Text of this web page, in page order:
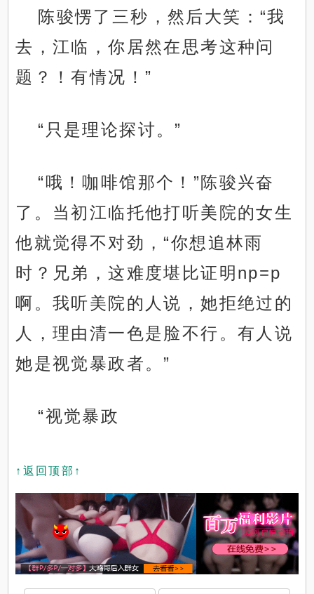
陈骏愣了三秒，然后大笑：“我
去，江临，你居然在思考这种问
题？！有情况！”
“只是理论探讨。”
“哦！咖啡馆那个！”陈骏兴奋
了。当初江临托他打听美院的女生
他就觉得不对劲，“你想追林雨
时？兄弟，这难度堪比证明np=p
啊。我听美院的人说，她拒绝过的
人，理由清一色是脸不行。有人说
她是视觉暴政者。”
“视觉暴政
↑返回顶部↑